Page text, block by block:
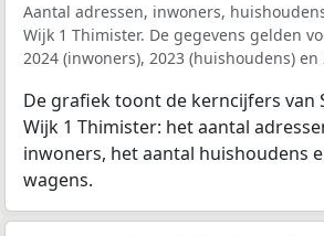
Aantal adressen, inwoners,
Wijk 1 Thimister. De gegevens gelden
2024 (inwoners), 2023 (huishoudens) en
De grafiek toont de kerncijfers van
Wijk 1 Thimister: het aantal
inwoners, het aantal huishoudens
wagens.